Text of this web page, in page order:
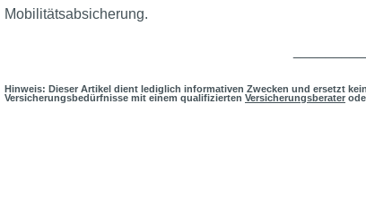
Mobilitätsabsicherung.
Hinweis: Dieser Artikel dient lediglich informativen Zwecken und ersetzt
Versicherungsbedürfnisse mit einem qualifizierten Versicherungsberater